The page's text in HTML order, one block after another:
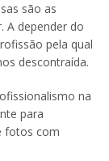
são as
A depender do
pela qual
descontraída.
na
para
fotos com